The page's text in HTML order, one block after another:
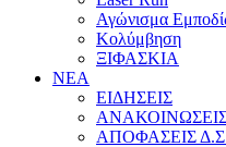
Αγώνισμα
Κολύμβηση
ΞΙΦΑΣΚΙΑ
NEA
ΕΙΔΗΣΕΙΣ
ΑΠΟΦΑΣΕΙΣ